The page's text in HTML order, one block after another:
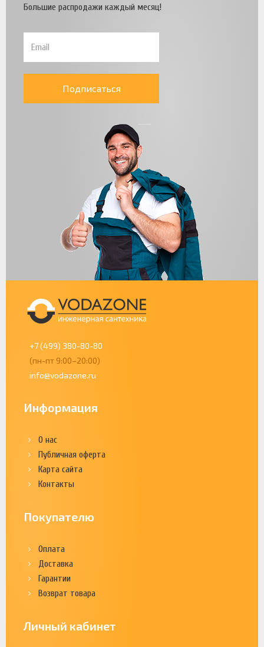
Большие распродажи каждый месяц!
Подписаться
+7 (499) 380-80-80
(пн-пт 9:00–20:00)
info@vodazone.ru
Информация
О нас
Публичная оферта
Карта сайта
Контакты
Покупателю
Оплата
Доставка
Гарантии
Возврат товара
Личный кабинет